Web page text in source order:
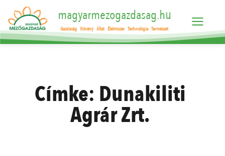
magyarmezogazdasag.hu
Gazdaság Növény Állat Élelmiszer Technológia Természet
Címke: Dunakiliti
Agrár Zrt.